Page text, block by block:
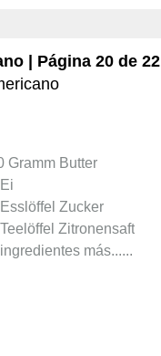
| Página 20 de 22
Gramm Butter
Zucker
Zitronensaft
más......